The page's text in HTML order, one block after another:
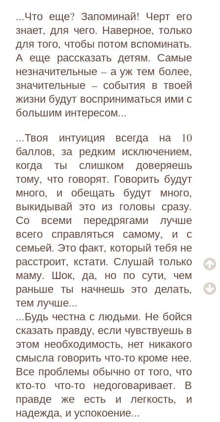
...Что еще? Запоминай! Черт его
знает, для чего. Наверное, только
для того, чтобы потом вспоминать.
А еще рассказать детям. Самые
незначительные – а уж тем более,
значительные – события в твоей
жизни будут восприниматься ими с
большим интересом...
...Твоя интуиция всегда на 10
баллов, за редким исключением,
когда ты слишком доверяешь
тому, что говорят. Говорить будут
много, и обещать будут много,
выкидывай это из головы сразу.
Со всеми передрягами лучше
всего справляться самому, и с
семьей. Это факт, который тебя не
расстроит, кстати. Слушай только
маму. Шок, да, но по сути, чем
раньше ты начнешь это делать,
тем лучше...
...Будь честна с людьми. Не бойся
сказать правду, если чувствуешь в
этом необходимость, нет никакого
смысла говорить что-то кроме нее.
Все проблемы обычно от того, что
кто-то что-то недоговаривает. В
правде же есть и легкость, и
надежда, и успокоение...